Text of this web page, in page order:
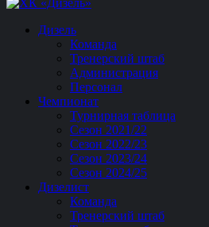
Дизель
Команда
Тренерский штаб
Администрация
Персонал
Чемпионат
Турнирная таблица
Сезон 2021/22
Сезон 2022/23
Сезон 2023/24
Сезон 2024/25
Дизелист
Команда
Тренерский штаб